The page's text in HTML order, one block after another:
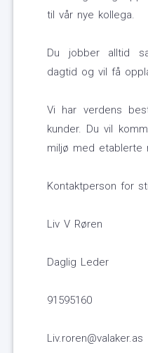
til vår nye kollega.
Du jobber alltid
dagtid og vil få
Vi har verdens
kunder. Du vil
miljø med etablerte
Kontaktperson for
Liv V Røren
Daglig Leder
91595160
Liv.roren@valaker.as